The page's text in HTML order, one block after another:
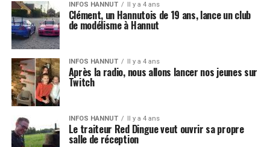
INFOS HANNUT Il y a 4 ans
Clément, un Hannutois de 19 ans, lance un club
de modélisme à Hannut
INFOS HANNUT Il y a 4 ans
Après la radio, nous allons lancer nos jeunes sur
Twitch
INFOS HANNUT Il y a 4 ans
Le traiteur Red Dingue veut ouvrir sa propre
salle de réception